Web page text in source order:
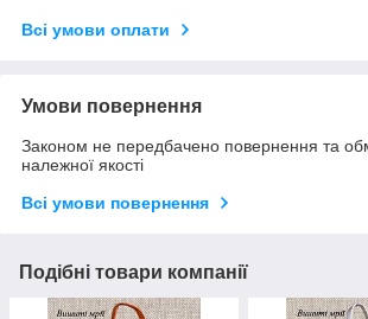
Всі умови оплати
Умови повернення
Законом не передбачено повернення та
належної якості
Всі умови повернення
Подібні товари компанії